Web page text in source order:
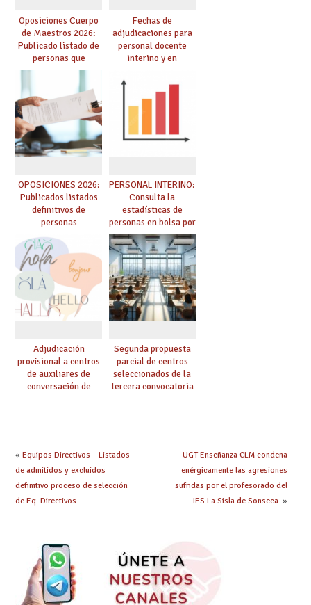
Oposiciones Cuerpo
de Maestros 2026:
Publicado listado de
personas que
adquieren nueva
especialidad
Fechas de
adjudicaciones para
personal docente
interino y en
debes saber
OPOSICIONES 2026:
Publicados listados
definitivos de
personas
seleccionadas. ¿Qué
hacer ahora si he
obtenido plaza?
PERSONAL INTERINO:
Consulta la
estadísticas de
personas en bolsa por
cuerpo, especialidad
y tipo de bolsa para
el curso 26/27
Adjudicación
provisional a centros
de auxiliares de
conversación de
Segunda propuesta
parcial de centros
seleccionados de la
tercera convocatoria
« Equipos Directivos – Listados
de admitidos y excluidos
definitivo proceso de selección
de Eq. Directivos.
UGT Enseñanza CLM condena
enérgicamente las agresiones
sufridas por el profesorado del
IES La Sisla de Sonseca.»